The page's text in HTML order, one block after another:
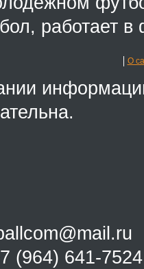
работает
О
(964) 641-7524